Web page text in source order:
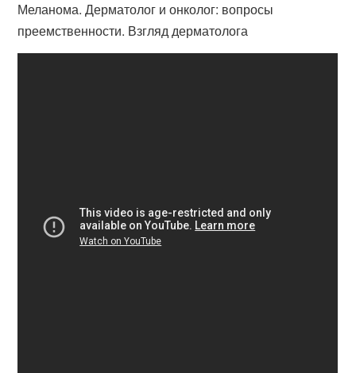
Меланома. Дерматолог и онколог: вопросы
преемственности. Взгляд дерматолога